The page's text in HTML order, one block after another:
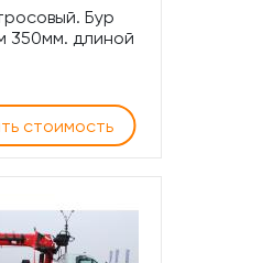
Бур
350мм. длиной
стоимость